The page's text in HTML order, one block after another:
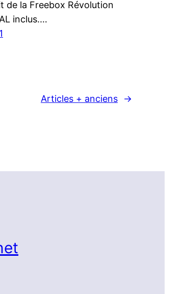
de la Freebox Révolution
inclus.…
Articles + anciens →